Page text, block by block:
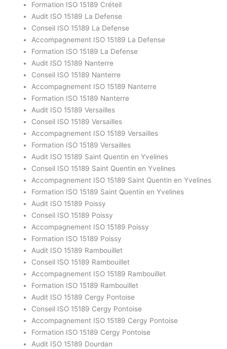
Formation ISO 15189 Créteil
Audit ISO 15189 La Defense
Conseil ISO 15189 La Defense
Accompagnement ISO 15189 La Defense
Formation ISO 15189 La Defense
Audit ISO 15189 Nanterre
Conseil ISO 15189 Nanterre
Accompagnement ISO 15189 Nanterre
Formation ISO 15189 Nanterre
Audit ISO 15189 Versailles
Conseil ISO 15189 Versailles
Accompagnement ISO 15189 Versailles
Formation ISO 15189 Versailles
Audit ISO 15189 Saint Quentin en Yvelines
Conseil ISO 15189 Saint Quentin en Yvelines
Accompagnement ISO 15189 Saint Quentin en Yvelines
Formation ISO 15189 Saint Quentin en Yvelines
Audit ISO 15189 Poissy
Conseil ISO 15189 Poissy
Accompagnement ISO 15189 Poissy
Formation ISO 15189 Poissy
Audit ISO 15189 Rambouillet
Conseil ISO 15189 Rambouillet
Accompagnement ISO 15189 Rambouillet
Formation ISO 15189 Rambouillet
Audit ISO 15189 Cergy Pontoise
Conseil ISO 15189 Cergy Pontoise
Accompagnement ISO 15189 Cergy Pontoise
Formation ISO 15189 Cergy Pontoise
Audit ISO 15189 Dourdan